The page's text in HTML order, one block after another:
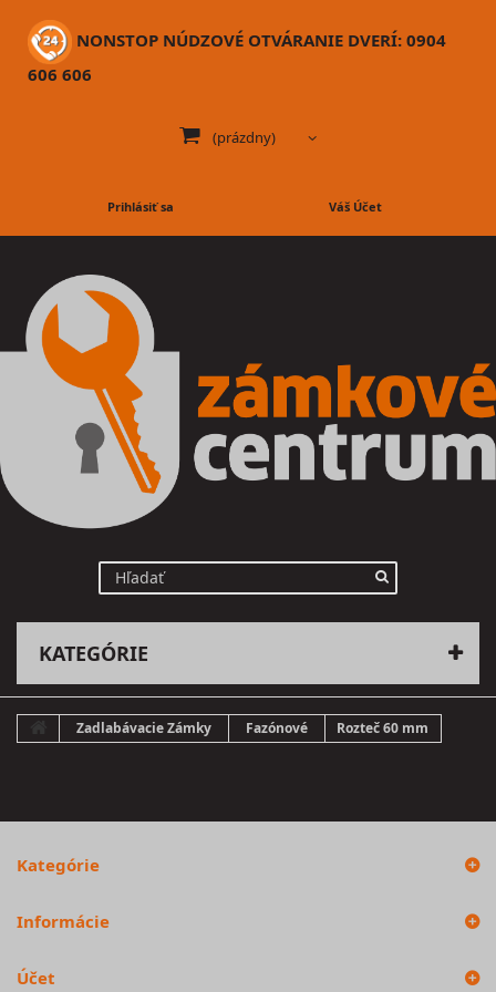
NONSTOP NÚDZOVÉ OTVÁRANIE DVERÍ: 0904
606 606
(prázdny)
Prihlásiť sa Váš Účet
KATEGÓRIE
Zadlabávacie Zámky Fazónové Rozteč 60 mm
Kategórie
Informácie
Účet